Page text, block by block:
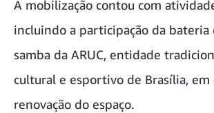
A mobilização contou com
incluindo a participação da bateria
samba da ARUC, entidade
cultural e esportivo de Brasília, em
renovação do espaço.